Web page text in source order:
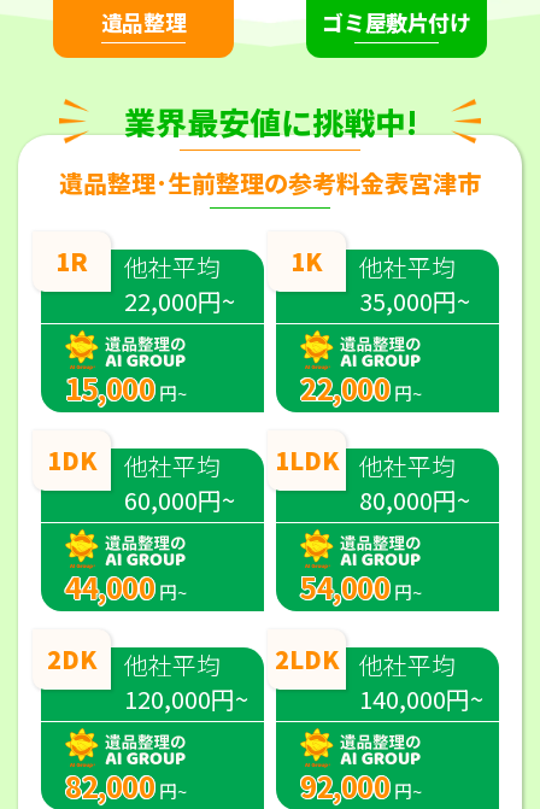
遺品整理 ゴミ屋敷片付け
業界最安値に挑戦中!
遺品整理･生前整理の参考料金表宮津市
1R
他社平均
22,000円~
15,000 円~
1DK
他社平均
60,000円~
44,000 円~
2DK
他社平均
120,000円~
82,000 円~
1K
他社平均
35,000円~
22,000 円~
1LDK 他社平均
80,000円~
54,000 円~
2LDK 他社平均
140,000円~
92,000 円~